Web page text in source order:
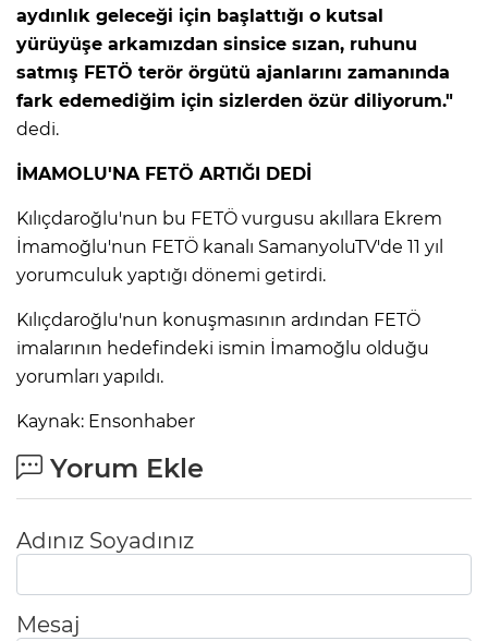
aydınlık geleceği için başlattığı o kutsal
yürüyüşe arkamızdan sinsice sızan, ruhunu
satmış FETÖ terör örgütü ajanlarını zamanında
fark edemediğim için sizlerden özür diliyorum."
dedi.
İMAMOLU'NA FETÖ ARTIĞI DEDİ
Kılıçdaroğlu'nun bu FETÖ vurgusu akıllara Ekrem
İmamoğlu'nun FETÖ kanalı SamanyoluTV'de 11 yıl
yorumculuk yaptığı dönemi getirdi.
Kılıçdaroğlu'nun konuşmasının ardından FETÖ
imalarının hedefindeki ismin İmamoğlu olduğu
yorumları yapıldı.
Kaynak: Ensonhaber
Yorum Ekle
Adınız Soyadınız
Mesaj